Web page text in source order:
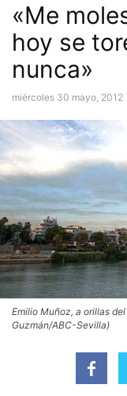
«Me
hoy se
nunca»
miércoles 30 mayo, 2012
Emilio Muñoz, a orillas
Guzmán/ABC-Sevilla)